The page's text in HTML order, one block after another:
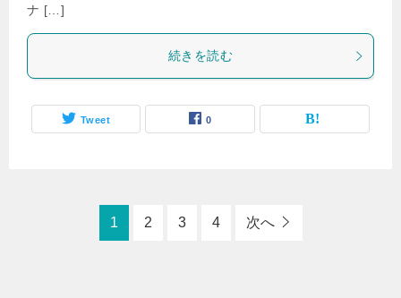
ナ […]
続きを読む
Tweet 0
1 2 3 4 次へ